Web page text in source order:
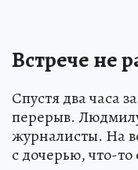
Встрече не
Спустя два часа
перерыв.
журналисты. На
с дочерью, что-то